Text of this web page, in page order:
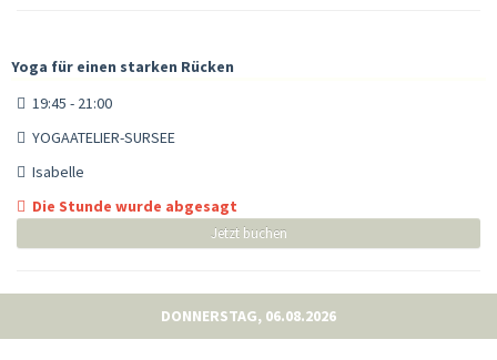
Yoga für einen starken Rücken
19:45 - 21:00
YOGAATELIER-SURSEE
Isabelle
Die Stunde wurde abgesagt
Jetzt buchen
DONNERSTAG, 06.08.2026